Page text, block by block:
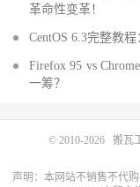
革命性变革！
CentOS 6.3完整教
Firefox 95 vs
一筹？
© 2010-2026 搬瓦
声明：本网站不销售不代